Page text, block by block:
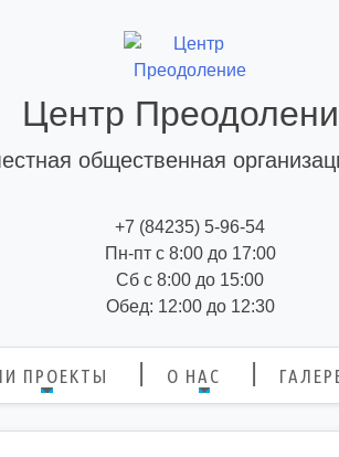
Центр
общественная
+7 (84235) 5-96-54
Пн-пт с 8:00 до 17:00
Сб с 8:00 до 15:00
Обед: 12:00 до 12:30
ПРОЕКТЫ О НАС